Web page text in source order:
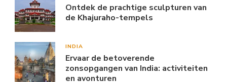
Ontdek de prachtige sculpturen van
de Khajuraho-tempels
INDIA
Ervaar de betoverende
zonsopgangen van India: activiteiten
en avonturen